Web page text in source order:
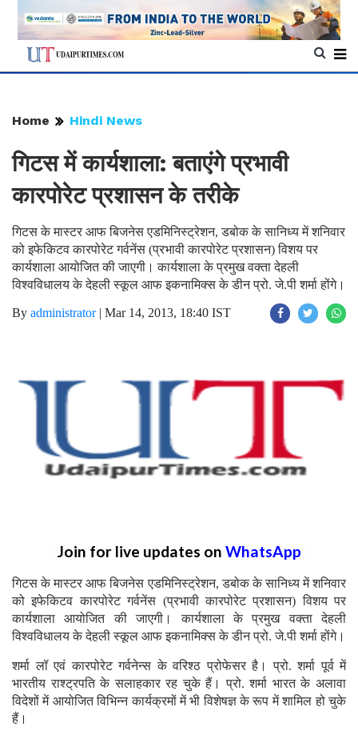
Home Hindi News
गिटस में कार्यशाला: बताएंगे प्रभावी
कारपोरेट प्रशासन के तरीके
गिटस के मास्टर आफ बिजनेस एडमिनिस्ट्रेशन, डबोक के सानिध्य में शनिवार
को इफेकिटव कारपोरेट गर्वनेंस (प्रभावी कारपोरेट प्रशासन) विशय पर
कार्यशाला आयोजित की जाएगी। कार्यशाला के प्रमुख वक्ता देहली
विश्वविधालय के देहली स्कूल आफ इकनामिक्स के डीन प्रो. जे.पी शर्मा होंगे।
By administrator| Mar 14, 2013, 18:40 IST
Join for live updates on WhatsApp
गिटस के मास्टर आफ बिजनेस एडमिनिस्ट्रेशन, डबोक के सानिध्य में शनिवार
को इफेकिटव कारपोरेट गर्वनेंस (प्रभावी कारपोरेट प्रशासन) विशय पर
कार्यशाला आयोजित की जाएगी। कार्यशाला के प्रमुख वक्ता देहली
विश्वविधालय के देहली स्कूल आफ इकनामिक्स के डीन प्रो. जे.पी शर्मा होंगे।
शर्मा लॉ एवं कारपोरेट गर्वनेन्स के वरिश्ठ प्रोफेसर है। प्रो. शर्मा पूर्व में
भारतीय राश्ट्रपति के सलाहकार रह चुके हैं। प्रो. शर्मा भारत के अलावा
विदेशों में आयोजित विभिन्न कार्यक्रमों में भी विशेषज्ञ के रूप में शामिल हो चुके
हैं।